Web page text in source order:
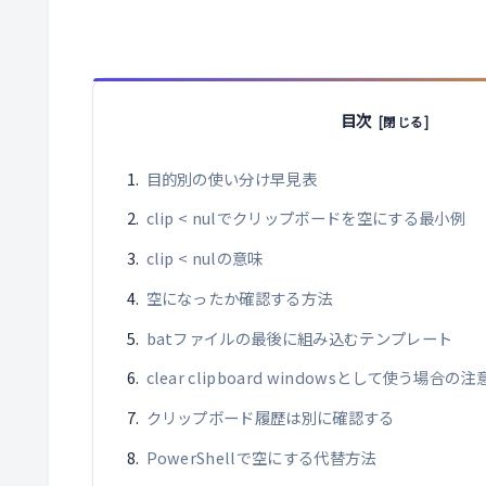
目次
目的別の使い分け早見表
clip < nulでクリップボードを空にする最小例
clip < nulの意味
空になったか確認する方法
batファイルの最後に組み込むテンプレート
clear clipboard windowsとして使う場合の注
クリップボード履歴は別に確認する
PowerShellで空にする代替方法